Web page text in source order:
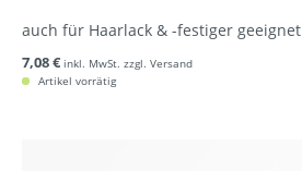
auch für Haarlack & -festiger geeignet
7,08 € inkl. MwSt. zzgl. Versand
Artikel vorrätig